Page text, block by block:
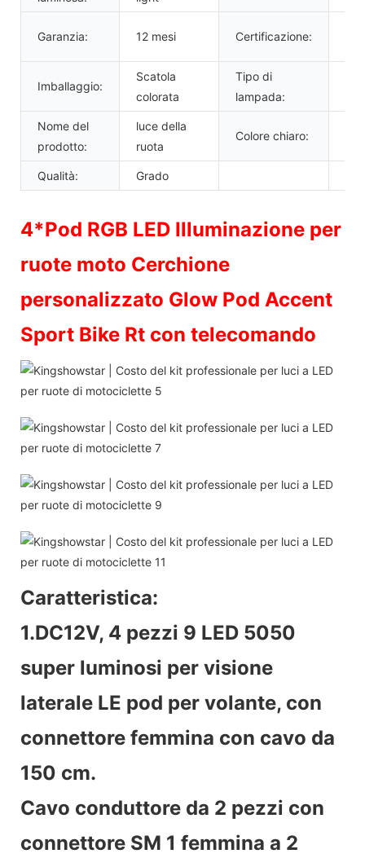
Garanzia: 12 mesi Certificazione:
Imballaggio:
Scatola
colorata
Tipo di
lampada:
Nome del
prodotto:
luce della
ruota
Colore chiaro:
Qualità: Grado
4*Pod RGB LED Illuminazione per
ruote moto Cerchione
personalizzato Glow Pod Accent
Sport Bike Rt con telecomando
Caratteristica:
1.DC12V, 4 pezzi 9 LED 5050
super luminosi per visione
laterale LE pod per volante, con
connettore femmina con cavo da
150 cm.
Cavo conduttore da 2 pezzi con
connettore SM 1 femmina a 2